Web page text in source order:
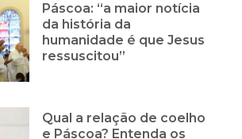
Páscoa: “a maior notícia
da história da
humanidade é que Jesus
ressuscitou”
Qual a relação de coelho
e Páscoa? Entenda os